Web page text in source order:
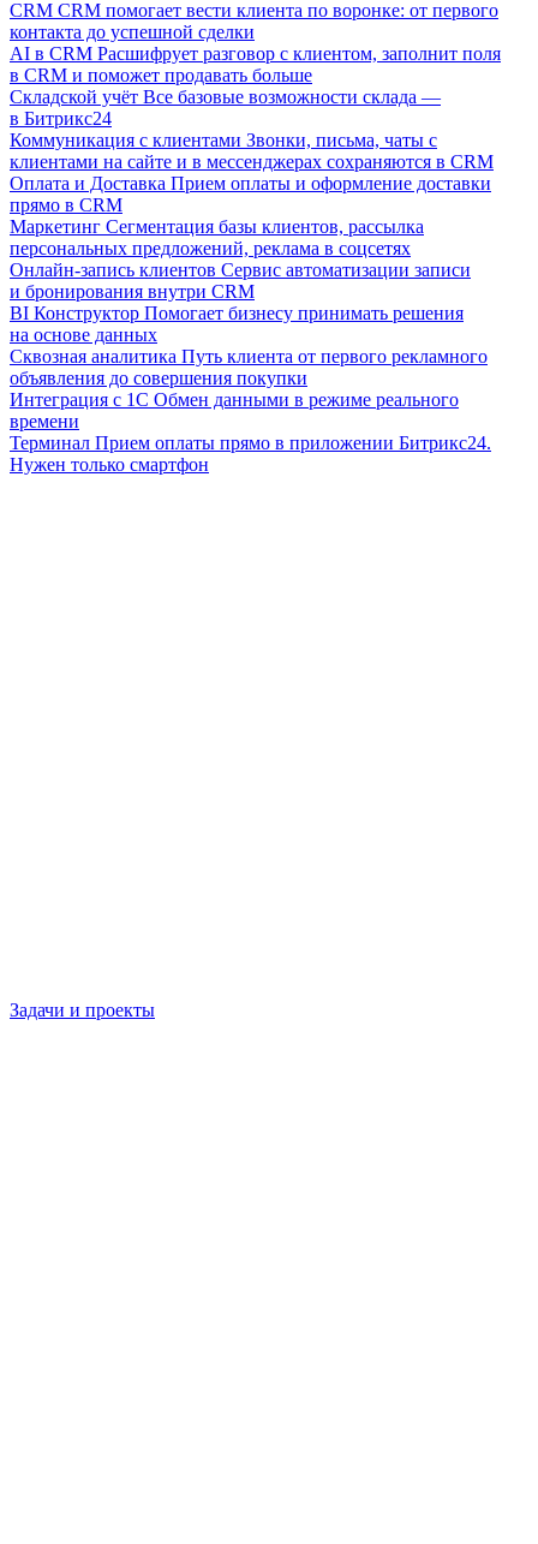
CRM CRM помогает вести клиента по воронке: от первого
контакта до успешной сделки
AI в CRM Расшифрует разговор с клиентом, заполнит поля
в CRM и поможет продавать больше
Складской учёт Все базовые возможности склада —
в Битрикс24
Коммуникация с клиентами Звонки, письма, чаты с
клиентами на сайте и в мессенджерах сохраняются в CRM
Оплата и Доставка Прием оплаты и оформление доставки
прямо в CRM
Маркетинг Сегментация базы клиентов, рассылка
персональных предложений, реклама в соцсетях
Онлайн-запись клиентов Сервис автоматизации записи
и бронирования внутри CRM
BI Конструктор Помогает бизнесу принимать решения
на основе данных
Сквозная аналитика Путь клиента от первого рекламного
объявления до совершения покупки
Интеграция с 1С Обмен данными в режиме реального
времени
Терминал Прием оплаты прямо в приложении Битрикс24.
Нужен только смартфон
Задачи и проекты